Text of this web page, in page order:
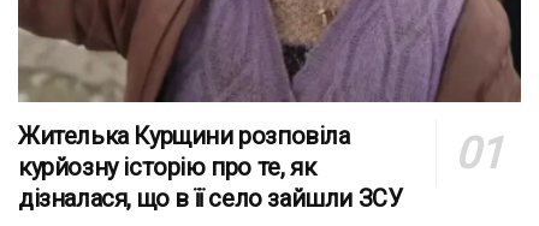
Жителька Курщини розповіла
курйозну історію про те, як
дізналася, що в її село зайшли ЗСУ